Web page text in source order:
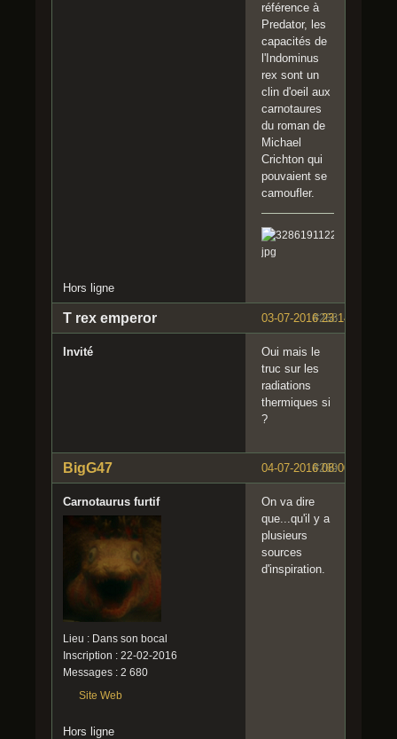
référence à
Predator, les
capacités de
l'Indominus
rex sont un
clin d'oeil aux
carnotaures
du roman de
Michael
Crichton qui
pouvaient se
camoufler.
Hors ligne
#268
03-07-2016 23:14:25
T rex emperor
Invité
Oui mais le
truc sur les
radiations
thermiques si
?
#269
04-07-2016 08:00:29
BigG47
Carnotaurus furtif
Lieu : Dans son bocal
Inscription : 22-02-2016
Messages : 2 680
Site Web
On va dire
que...qu'il y a
plusieurs
sources
d'inspiration.
Hors ligne